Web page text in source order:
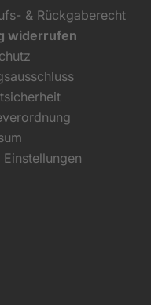
& Rückgaberecht
widerrufen